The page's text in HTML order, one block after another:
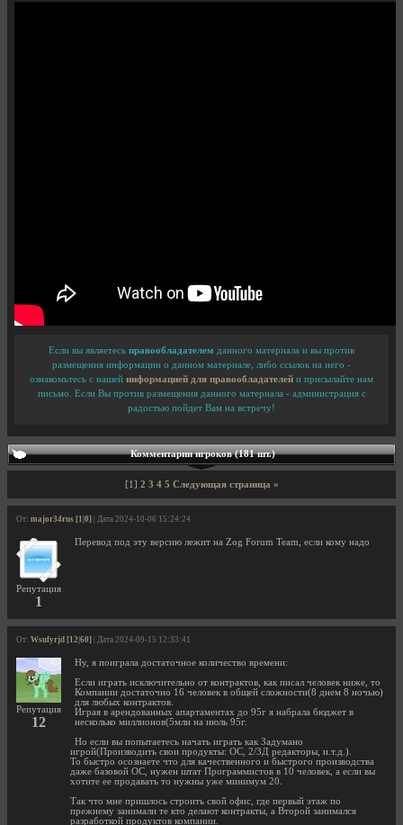
Если вы являетесь правообладателем данного материала и вы против
размещения информации о данном материале, либо ссылок на него -
ознакомьтесь с нашей информацией для правообладателей и присылайте нам
письмо. Если Вы против размещения данного материала - администрация с
радостью пойдет Вам на встречу!
Комментарии игроков (181 шт.)
[1] 2 3 4 5 Следующая страница »
От: major34rus [1|0] | Дата 2024-10-06 15:24:24
Репутация
1
Перевод под эту версию лежит на Zog Forum Team, если кому надо
От: Wsufyrjd [12|60] | Дата 2024-09-15 12:33:41
Репутация
12
Ну, я поиграла достаточное количество времени:
Если играть исключительно от контрактов, как писал человек ниже, то
Компании достаточно 16 человек в общей сложности(8 днем 8 ночью)
для любых контрактов.
Играя в арендованных апартаментах до 95г я набрала бюджет в
несколько миллионов(5млн на июль 95г.
Но если вы попытаетесь начать играть как Задумано
игрой(Производить свои продукты: ОС, 2/3Д редакторы, и.т.д.).
То быстро осознаете что для качественного и быстрого производства
даже базовой ОС, нужен штат Программистов в 10 человек, а если вы
хотите ее продавать то нужны уже минимум 20.
Так что мне пришлось строить свой офис, где первый этаж по
прежнему занимали те кто делают контракты, а Второй занимался
разработкой продуктов компании.